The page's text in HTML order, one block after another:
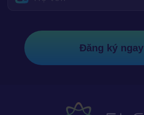
Đăng ký ngay